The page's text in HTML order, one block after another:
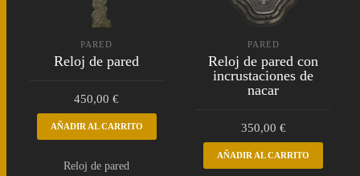
PARED
Reloj de pared
450,00€
AÑADIR AL CARRITO
Reloj de pared
PARED
Reloj de pared con
incrustaciones de
nacar
350,00 €
AÑADIR AL CARRITO